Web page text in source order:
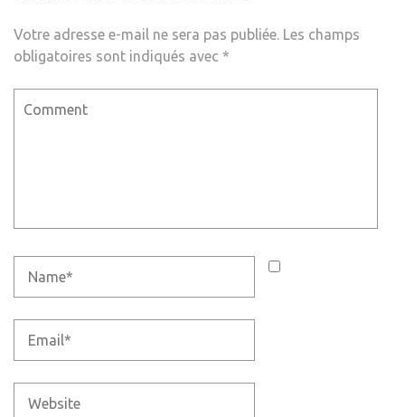
Votre adresse e-mail ne sera pas publiée. Les champs
obligatoires sont indiqués avec *